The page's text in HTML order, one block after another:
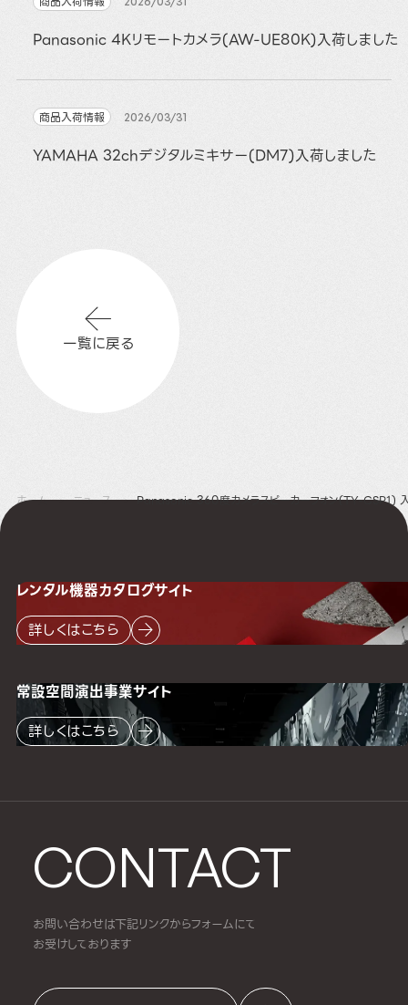
ホーム ニュース Panasonic 360度カメラスピーカーフォン(TY-CSP1)
Panasonic 4Kリモートカメラ(AW-UE80K)入荷しました
商品入荷情報 2026/03/31
YAMAHA 32chデジタルミキサー(DM7)入荷しました
一覧に戻る
CONTACT
お問い合わせは下記リンクからフォームにて
お受けしております
レンタル機器カタログサイト
詳しくはこちら
常設空間演出事業サイト
詳しくはこちら